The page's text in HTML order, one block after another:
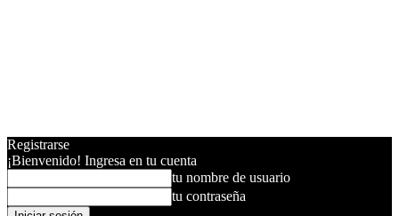
Registrarse
¡Bienvenido! Ingresa en tu cuenta
tu nombre de usuario
tu contraseña